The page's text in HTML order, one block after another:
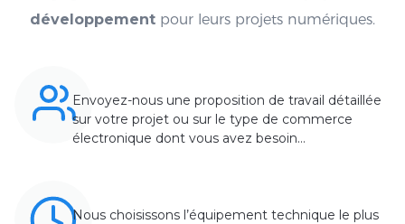
développement pour leurs projets numériques.
Envoyez-nous une proposition de travail détaillée
sur votre projet ou sur le type de commerce
électronique dont vous avez besoin…
Nous choisissons l’équipement technique le plus